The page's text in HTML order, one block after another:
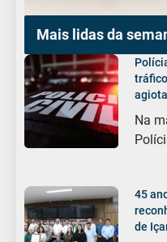
Mais lidas da
Na
45
de